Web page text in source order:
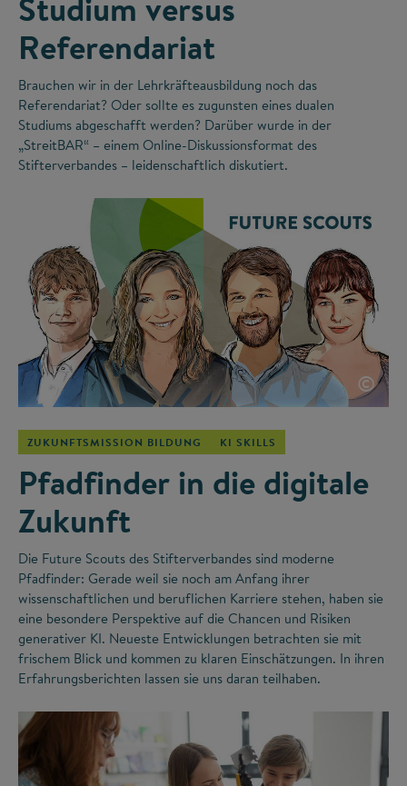
Studium versus
Referendariat
Brauchen wir in der Lehrkräfteausbildung noch das
Referendariat? Oder sollte es zugunsten eines dualen
Studiums abgeschafft werden? Darüber wurde in der
„StreitBAR“ – einem Online-Diskussionsformat des
Stifterverbandes – leidenschaftlich diskutiert.
©
ZUKUNFTSMISSION BILDUNG KI SKILLS
Pfadfinder in die digitale
Zukunft
Die Future Scouts des Stifterverbandes sind moderne
Pfadfinder: Gerade weil sie noch am Anfang ihrer
wissenschaftlichen und beruflichen Karriere stehen, haben sie
eine besondere Perspektive auf die Chancen und Risiken
generativer KI. Neueste Entwicklungen betrachten sie mit
frischem Blick und kommen zu klaren Einschätzungen. In ihren
Erfahrungsberichten lassen sie uns daran teilhaben.